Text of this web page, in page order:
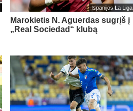
Ispanijos La Liga
Marokietis N. Aguerdas sugrįš į
„Real Sociedad“ klubą